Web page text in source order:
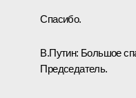
Спасибо.
В.Путин: Большое
Председатель.